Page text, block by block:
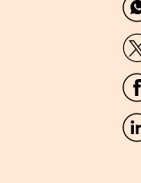
por
por
por
por